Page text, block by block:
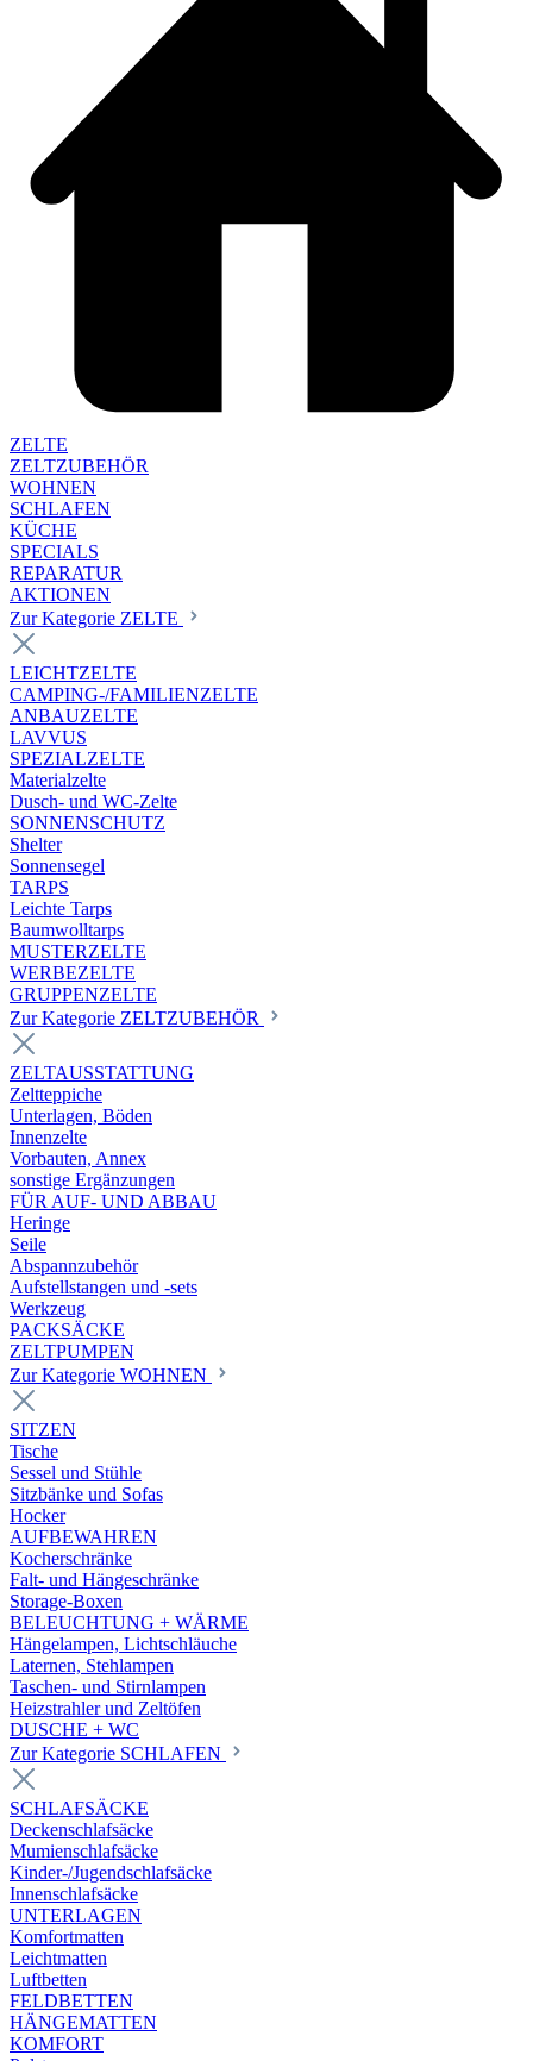
ZELTE
ZELTZUBEHÖR
WOHNEN
SCHLAFEN
KÜCHE
SPECIALS
REPARATUR
AKTIONEN
Zur Kategorie ZELTE
LEICHTZELTE
CAMPING-/FAMILIENZELTE
ANBAUZELTE
LAVVUS
SPEZIALZELTE
Materialzelte
Dusch- und WC-Zelte
SONNENSCHUTZ
Shelter
Sonnensegel
TARPS
Leichte Tarps
Baumwolltarps
MUSTERZELTE
WERBEZELTE
GRUPPENZELTE
Zur Kategorie ZELTZUBEHÖR
ZELTAUSSTATTUNG
Zeltteppiche
Unterlagen, Böden
Innenzelte
Vorbauten, Annex
sonstige Ergänzungen
FÜR AUF- UND ABBAU
Heringe
Seile
Abspannzubehör
Aufstellstangen und -sets
Werkzeug
PACKSÄCKE
ZELTPUMPEN
Zur Kategorie WOHNEN
SITZEN
Tische
Sessel und Stühle
Sitzbänke und Sofas
Hocker
AUFBEWAHREN
Kocherschränke
Falt- und Hängeschränke
Storage-Boxen
BELEUCHTUNG + WÄRME
Hängelampen, Lichtschläuche
Laternen, Stehlampen
Taschen- und Stirnlampen
Heizstrahler und Zeltöfen
DUSCHE + WC
Zur Kategorie SCHLAFEN
SCHLAFSÄCKE
Deckenschlafsäcke
Mumienschlafsäcke
Kinder-/Jugendschlafsäcke
Innenschlafsäcke
UNTERLAGEN
Komfortmatten
Leichtmatten
Luftbetten
FELDBETTEN
HÄNGEMATTEN
KOMFORT